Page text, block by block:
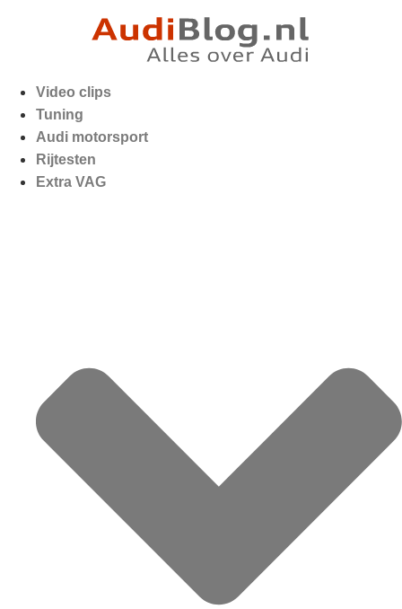
Video clips
Tuning
Audi motorsport
Rijtesten
Extra VAG